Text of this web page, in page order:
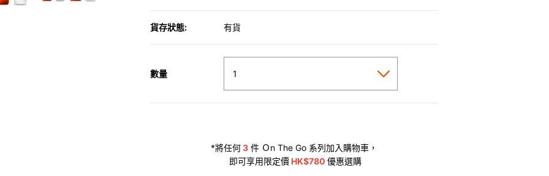
貨存狀態: 有貨
數量
*將任何3 件 Ｏn The Go 系列加入購物車，
即可享用限定價HK$780 優惠選購